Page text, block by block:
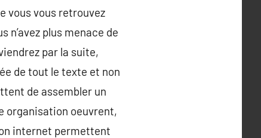
vous vous retrouvez
n’avez plus menace de
par la suite,
de tout le texte et non
de assembler un
organisation oeuvrent,
internet permettent